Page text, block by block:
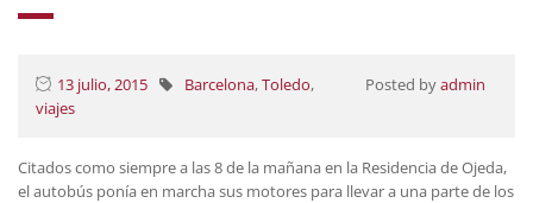
13 julio, 2015 Posted byadmin
Barcelona,Toledo,
viajes
Citados como siempre a las 8 de la mañana en la Residencia de Ojeda,
el autobús ponía en marcha sus motores para llevar a una parte de los